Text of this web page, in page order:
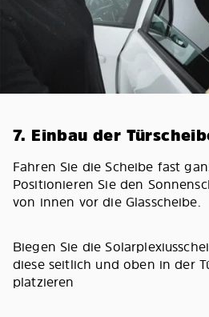
7. Einbau der
Fahren Sie die Scheibe fast
Positionieren Sie den
von innen vor die Glasscheibe.
Biegen Sie die
diese seitlich und oben in der
platzieren